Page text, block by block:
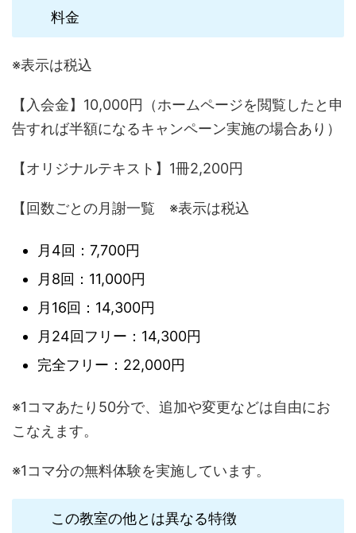
料金
※表示は税込
【入会金】10,000円（ホームページを閲覧したと申
告すれば半額になるキャンペーン実施の場合あり）
【オリジナルテキスト】1冊2,200円
【回数ごとの月謝一覧 ※表示は税込
月4回：7,700円
月8回：11,000円
月16回：14,300円
月24回フリー：14,300円
完全フリー：22,000円
※1コマあたり50分で、追加や変更などは自由にお
こなえます。
※1コマ分の無料体験を実施しています。
この教室の他とは異なる特徴